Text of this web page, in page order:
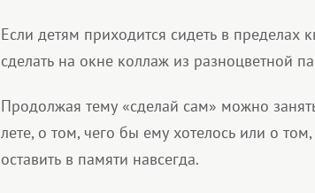
Если детям приходится сидеть в пределах
сделать на окне коллаж из разноцветной
Продолжая тему «сделай сам» можно
лете, о том, чего бы ему хотелось или о
оставить в памяти навсегда.